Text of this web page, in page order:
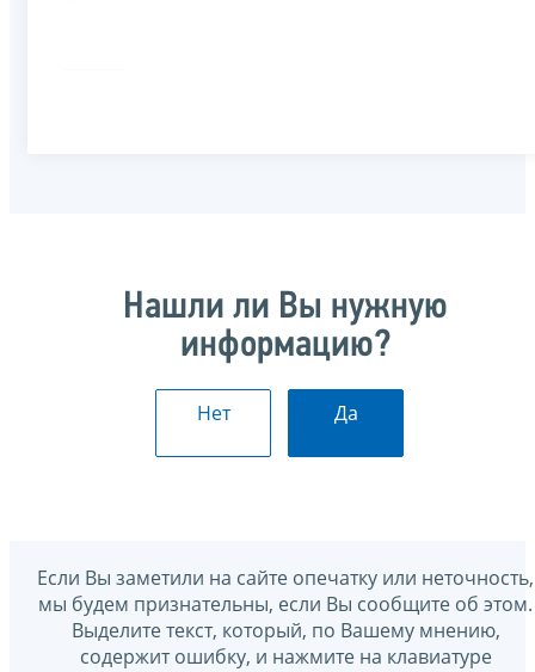
Нашли ли Вы нужную
информацию?
Нет Да
Если Вы заметили на сайте опечатку или неточность,
мы будем признательны, если Вы сообщите об этом.
Выделите текст, который, по Вашему мнению,
содержит ошибку, и нажмите на клавиатуре